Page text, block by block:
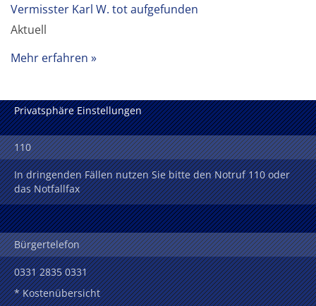
Vermisster Karl W. tot aufgefunden
Aktuell
Mehr erfahren
Privatsphäre Einstellungen
110
In dringenden Fällen nutzen Sie bitte den Notruf 110 oder
das Notfallfax
Bürgertelefon
0331 2835 0331
* Kostenübersicht